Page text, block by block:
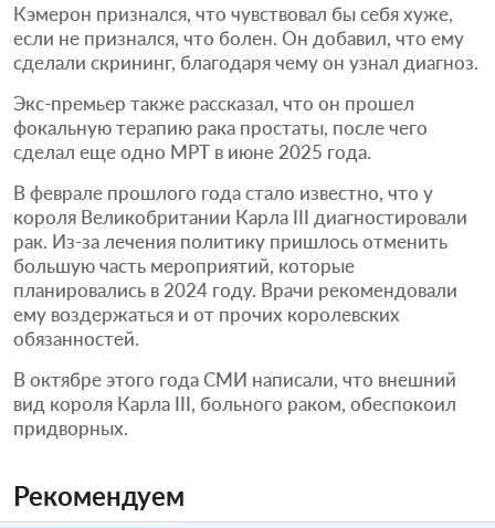
Кэмерон признался, что чувствовал бы себя хуже,
если не признался, что болен. Он добавил, что ему
сделали скрининг, благодаря чему он узнал диагноз.
Экс-премьер также рассказал, что он прошел
фокальную терапию рака простаты, после чего
сделал еще одно МРТ в июне 2025 года.
В феврале прошлого года стало известно, что у
короля Великобритании Карла III диагностировали
рак. Из-за лечения политику пришлось отменить
большую часть мероприятий, которые
планировались в 2024 году. Врачи рекомендовали
ему воздержаться и от прочих королевских
обязанностей.
В октябре этого года СМИ написали, что внешний
вид короля Карла III, больного раком, обеспокоил
придворных.
Рекомендуем